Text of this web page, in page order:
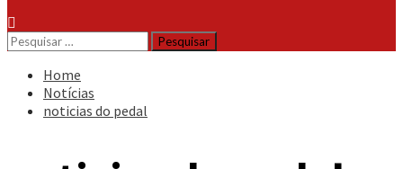
Pesquisar
por:
Home
Notícias
noticias do pedal